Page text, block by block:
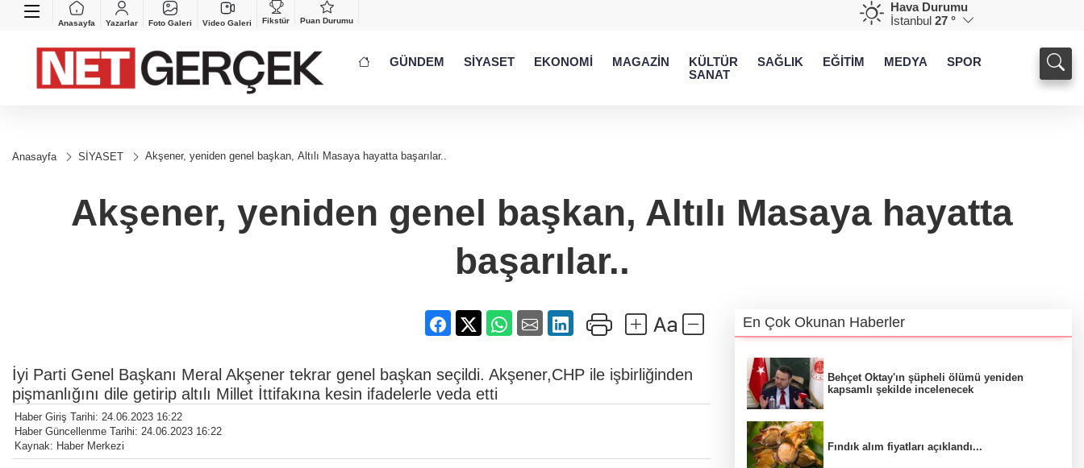
Anasayfa Yazarlar Foto Galeri Video Galeri Fikstür Puan Durumu
Hava Durumu
İstanbul 27 °
GÜNDEM SİYASET EKONOMİ MAGAZİN
KÜLTÜR
SANAT
SAĞLIK EĞİTİM MEDYA SPOR
Anasayfa SİYASET Akşener, yeniden genel başkan, Altılı Masaya hayatta başarılar..
Akşener, yeniden genel başkan, Altılı Masaya hayatta
başarılar..
İyi Parti Genel Başkanı Meral Akşener tekrar genel başkan seçildi. Akşener,CHP ile işbirliğinden
pişmanlığını dile getirip altılı Millet İttifakına kesin ifadelerle veda etti
Haber Giriş Tarihi: 24.06.2023 16:22
Haber Güncellenme Tarihi: 24.06.2023 16:22
Kaynak: Haber Merkezi
En Çok Okunan Haberler
Behçet Oktay'ın şüpheli ölümü yeniden
kapsamlı şekilde incelenecek
Fındık alım fiyatları açıklandı...